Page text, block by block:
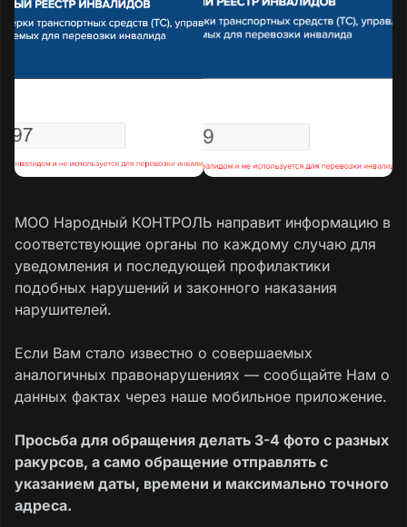
МОО Народный КОНТРОЛЬ направит информацию в
соответствующие органы по каждому случаю для
уведомления и последующей профилактики
подобных нарушений и законного наказания
нарушителей.
Если Вам стало известно о совершаемых
аналогичных правонарушениях — сообщайте Нам о
данных фактах через наше мобильное приложение.
Просьба для обращения делать 3-4 фото с разных
ракурсов, а само обращение отправлять с
указанием даты, времени и максимально точного
адреса.